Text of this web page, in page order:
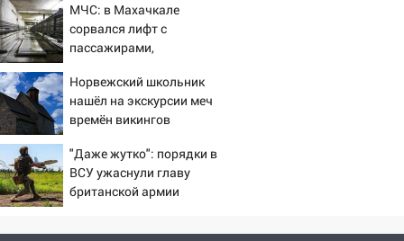
10:11
Директора ульяновской
«Нефтяной топливной компании» будут
судить за неуплату 48,4 млн рублей
налогов
09:28
Дети на дорогах: пострадали
велосипедисты, мотоциклисты и
пешеходы. Обзор крупных аварий в
Ульяновской области
08:30
домов и выстрел за водку
МЧС: в Махачкале
сорвался лифт с
пассажирами,
человека
Норвежский школьник
нашёл на экскурсии меч
времён викингов
"Даже жутко": порядки в
ВСУ ужаснули главу
британской армии